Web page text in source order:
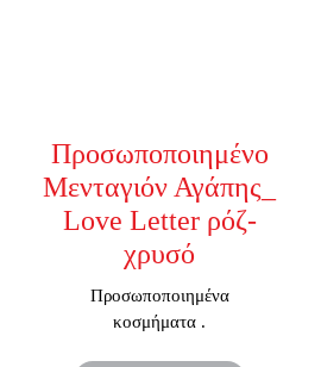
Προσωποποιημένο
Μενταγιόν Αγάπης_
Love Letter ρόζ-
χρυσό
Προσωποποιημένα
κοσμήματα .